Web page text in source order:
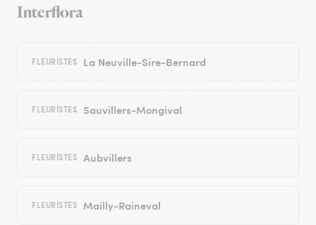
Interflora
FLEURISTES La Neuville-Sire-Bernard
FLEURISTES Sauvillers-Mongival
FLEURISTES Aubvillers
FLEURISTES Mailly-Raineval